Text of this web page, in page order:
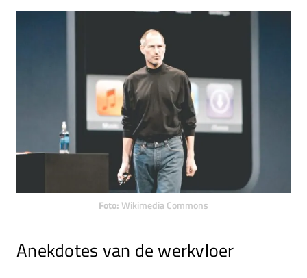
Foto: Wikimedia Commons
Anekdotes van de werkvloer